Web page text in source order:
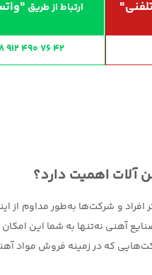
ارتباط از طریق
912 490 76 42
آلات اهمیت دارد؟
افراد و شرکت‌ها به‌طور مداوم
آهنی نه‌تنها به شما این
که در زمینه فروش مواد